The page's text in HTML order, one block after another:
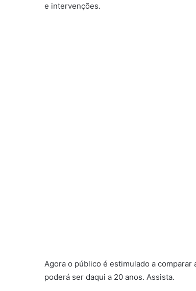
e intervenções.
Agora o público é estimulado a
poderá ser daqui a 20 anos. Assista.